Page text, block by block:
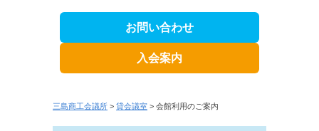
お問い合わせ
入会案内
三島商工会議所 > 貸会議室 > 会館利用のご案内